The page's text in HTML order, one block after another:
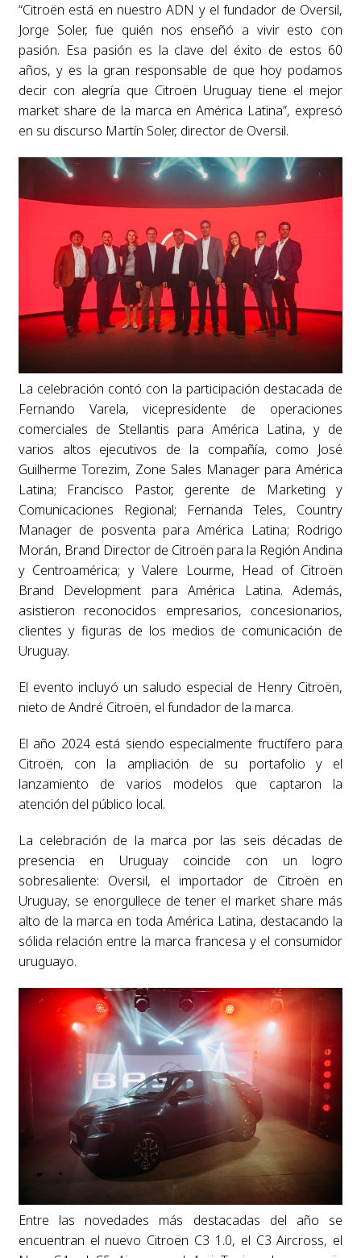
“Citroën está en nuestro ADN y el fundador de Oversil,
Jorge Soler, fue quién nos enseñó a vivir esto con
pasión. Esa pasión es la clave del éxito de estos 60
años, y es la gran responsable de que hoy podamos
decir con alegría que Citroën Uruguay tiene el mejor
market share de la marca en América Latina”, expresó
en su discurso Martín Soler, director de Oversil.
La celebración contó con la participación destacada de
Fernando Varela, vicepresidente de operaciones
comerciales de Stellantis para América Latina, y de
varios altos ejecutivos de la compañía, como José
Guilherme Torezim, Zone Sales Manager para América
Latina; Francisco Pastor, gerente de Marketing y
Comunicaciones Regional; Fernanda Teles, Country
Manager de posventa para América Latina; Rodrigo
Morán, Brand Director de Citroën para la Región Andina
y Centroamérica; y Valere Lourme, Head of Citroën
Brand Development para América Latina. Además,
asistieron reconocidos empresarios, concesionarios,
clientes y figuras de los medios de comunicación de
Uruguay.
El evento incluyó un saludo especial de Henry Citroën,
nieto de André Citroën, el fundador de la marca.
El año 2024 está siendo especialmente fructífero para
Citroën, con la ampliación de su portafolio y el
lanzamiento de varios modelos que captaron la
atención del público local.
La celebración de la marca por las seis décadas de
presencia en Uruguay coincide con un logro
sobresaliente: Oversil, el importador de Citroën en
Uruguay, se enorgullece de tener el market share más
alto de la marca en toda América Latina, destacando la
sólida relación entre la marca francesa y el consumidor
uruguayo.
Entre las novedades más destacadas del año se
encuentran el nuevo Citroën C3 1.0, el C3 Aircross, el